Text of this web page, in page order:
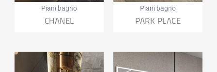
Piani bagno
CHANEL
Piani bagno
PARK PLACE